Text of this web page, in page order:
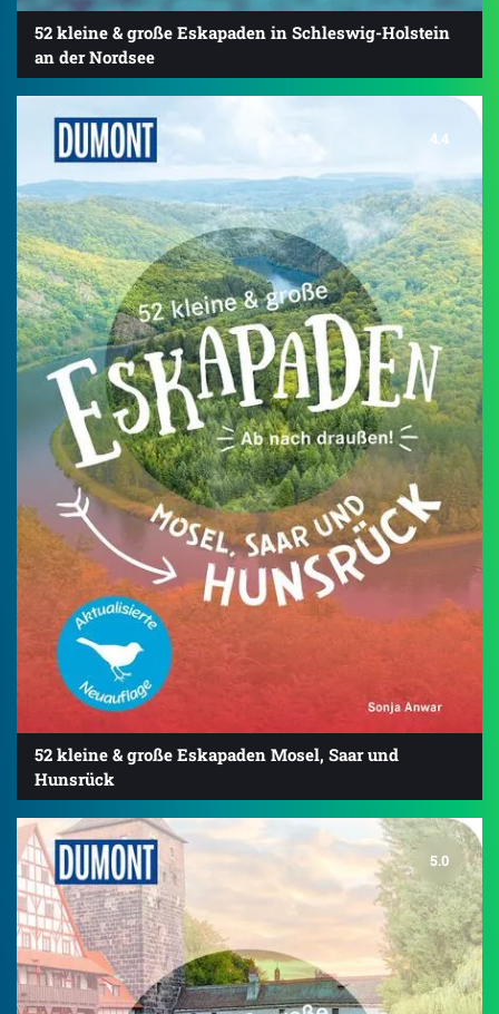
52 kleine & große Eskapaden in Schleswig-Holstein
an der Nordsee
4.4
52 kleine & große Eskapaden Mosel, Saar und
Hunsrück
5.0